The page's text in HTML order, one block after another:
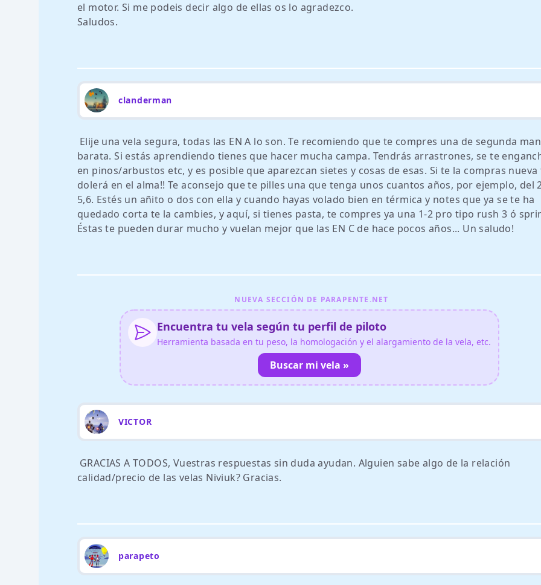
el motor. Si me podeis decir algo de ellas os lo agradezco.
Saludos.
clanderman
Elije una vela segura, todas las EN A lo son. Te recomiendo que te compres una de segunda
barata. Si estás aprendiendo tienes que hacer mucha campa. Tendrás arrastrones, se te
en pinos/arbustos etc, y es posible que aparezcan sietes y cosas de esas. Si te la compras nueva
dolerá en el alma!! Te aconsejo que te pilles una que tenga unos cuantos años, por ejemplo, del
5,6. Estés un añito o dos con ella y cuando hayas volado bien en térmica y notes que ya se te ha
quedado corta te la cambies, y aquí, si tienes pasta, te compres ya una 1-2 pro tipo rush 3 ó
Éstas te pueden durar mucho y vuelan mejor que las EN C de hace pocos años... Un saludo!
NUEVA SECCIÓN DE PARAPENTE.NET
Encuentra tu vela según tu perfil de piloto
Herramienta basada en tu peso, la homologación y el alargamiento de la vela, etc.
Buscar mi vela »
VICTOR
GRACIAS A TODOS, Vuestras respuestas sin duda ayudan. Alguien sabe algo de la relación
calidad/precio de las velas Niviuk? Gracias.
parapeto